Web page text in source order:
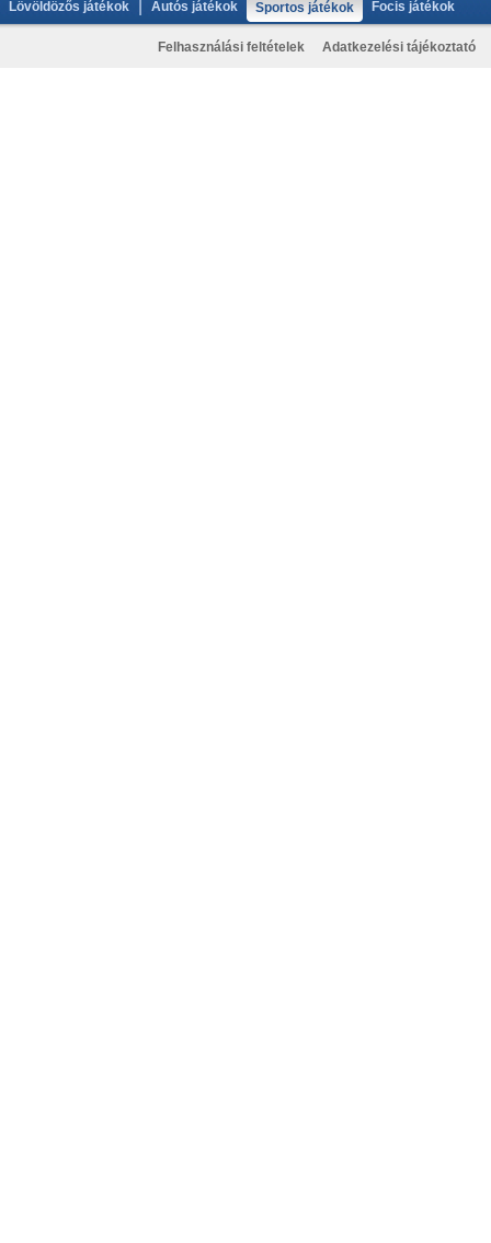
Lövöldözős játékok Autós játékok Sportos játékok Focis játékok
Felhasználási feltételek Adatkezelési tájékoztató